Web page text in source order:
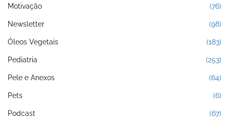
Motivação (76)
Newsletter (98)
Óleos Vegetais (183)
Pediatria (253)
Pele e Anexos (64)
Pets (6)
Podcast (67)